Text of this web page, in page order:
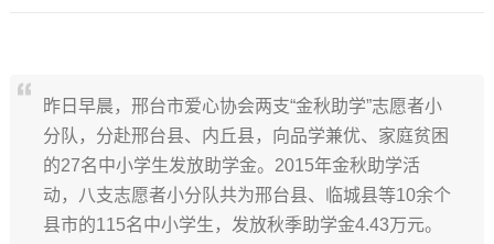
昨日早晨，邢台市爱心协会两支“金秋助学”志愿者小
分队，分赴邢台县、内丘县，向品学兼优、家庭贫困
的27名中小学生发放助学金。2015年金秋助学活
动，八支志愿者小分队共为邢台县、临城县等10余个
县市的115名中小学生，发放秋季助学金4.43万元。